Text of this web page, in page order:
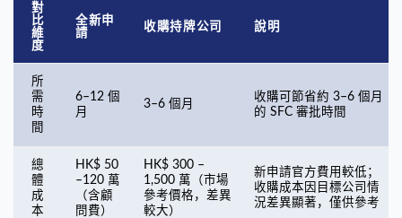
對
比
維
度
全新申
請
收購持牌公司 說明
所
需
時
間
6–12 個
月
3–6 個月
收購可節省約 3–6 個月
的 SFC 審批時間
總
體
成
本
HK$ 50
–120 萬
（含顧
問費）
HK$ 300 –
1,500 萬（市場
參考價格，差異
較大）
新申請官方費用較低；
收購成本因目標公司情
況差異顯著，僅供參考